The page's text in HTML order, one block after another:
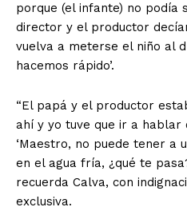
porque (el infante) no podía
director y el productor
vuelva a meterse el niño al
hacemos rápido’.
“El papá y el productor
ahí y yo tuve que ir a
‘Maestro, no puede tener a
en el agua fría, ¿qué te
recuerda Calva, con
exclusiva.